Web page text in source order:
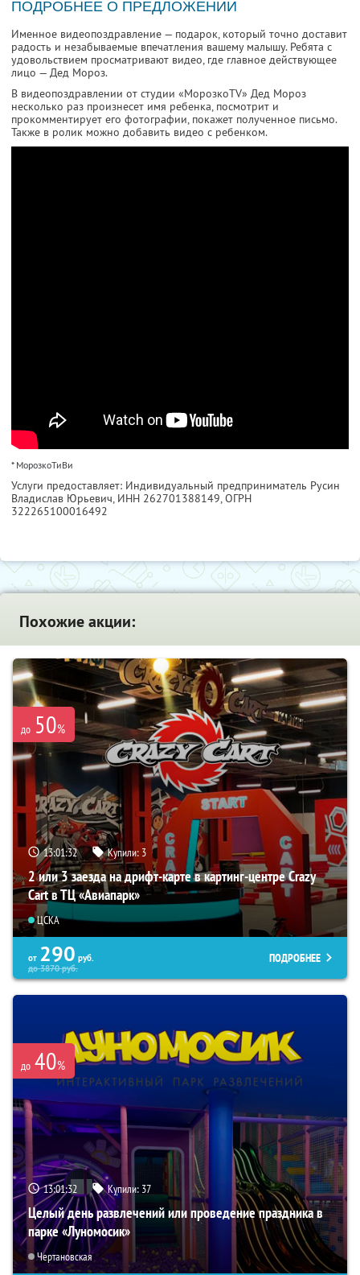
ПОДРОБНЕЕ О ПРЕДЛОЖЕНИИ
Именное видеопоздравление — подарок, который точно доставит
радость и незабываемые впечатления вашему малышу. Ребята с
удовольствием просматривают видео, где главное действующее
лицо — Дед Мороз.
В видеопоздравлении от студии «МорозкоTV» Дед Мороз
несколько раз произнесет имя ребенка, посмотрит и
прокомментирует его фотографии, покажет полученное письмо.
Также в ролик можно добавить видео с ребенком.
* МорозкоТиВи
Услуги предоставляет: Индивидуальный предприниматель Русин
Владислав Юрьевич, ИНН 262701388149, ОГРН
322265100016492
Похожие акции:
до 50%
13:01:31 Купили: 3
2 или 3 заезда на дрифт-карте в картинг-центре Crazy
Cart в ТЦ «Авиапарк»
ЦСКА
от 290 руб.
до3870руб.
ПОДРОБНЕЕ
до 40%
13:01:31 Купили: 37
Целый день развлечений или проведение праздника в
парке «Луномосик»
Чертановская